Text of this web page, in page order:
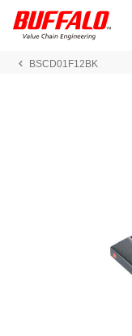
BSCD01F12BK